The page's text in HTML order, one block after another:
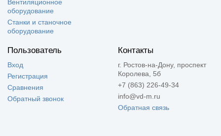
Вентиляционное
оборудование
Станки и станочное
оборудование
Пользователь
Вход
Регистрация
Сравнения
Обратный звонок
Контакты
г. Ростов-на-Дону, проспект
Королева, 5б
+7 (863) 226-49-34
info@vd-m.ru
Обратная связь